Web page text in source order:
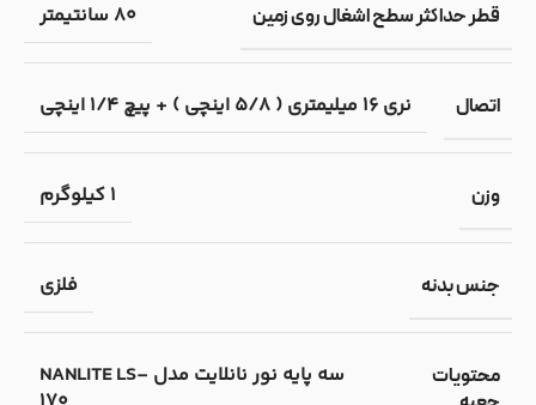
قطر حداکثر سطح اشغال روی زمین 80 سانتیمتر
اتصال نری 16 میلیمتری ( 5/8 اینچی ) + پیچ 1/4 اینچی
وزن 1 کیلوگرم
جنس بدنه فلزی
محتویات
سه پایه نور نانلایت مدل NANLITE LS-